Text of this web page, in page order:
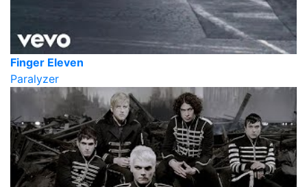
Finger Eleven
Paralyzer